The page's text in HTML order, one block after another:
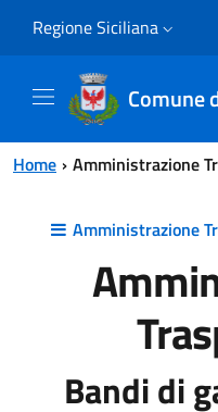
Regione Siciliana
Comune
Home Amministrazione
Amministrazione
Bandi di